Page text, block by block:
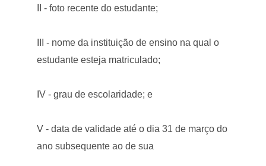
II - foto recente do estudante;
III - nome da instituição de ensino na qual o
estudante esteja matriculado;
IV - grau de escolaridade; e
V - data de validade até o dia 31 de março do
ano subsequente ao de sua